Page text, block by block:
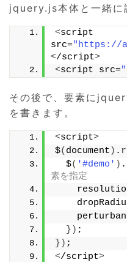
jquery.js本体と一緒に
<script
src="https://
</script>
<script src=
その後で、要素に
を書きます。
<script>
$( document ) .
  $
( '#demo' ) .
素を指定
}) ;
}) ;
</script>